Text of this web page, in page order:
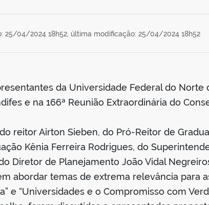
25/04/2024 18h52, última modificação: 25/04/2024 18h52
da Universidade Federal do Norte
e na 166ª Reunião Extraordinária do
reitor Airton Sieben, do Pró-Reitor de
Kênia Ferreira Rodrigues, do
Diretor de Planejamento João Vidal
abordar temas de extrema relevância para
e “Universidades e o Compromisso com